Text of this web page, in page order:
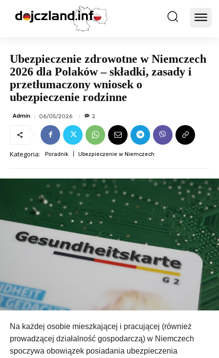
Ubezpieczenie zdrowotne w Niemczech
2026 dla Polaków – składki, zasady i
przetłumaczony wniosek o
ubezpieczenie rodzinne
Admin 06/05/2026 2
Kategoria: Poradnik Ubezpieczenie w Niemczech
Na każdej osobie mieszkającej i pracującej (również
prowadzącej działalność gospodarczą) w Niemczech
spoczywa obowiązek posiadania ubezpieczenia